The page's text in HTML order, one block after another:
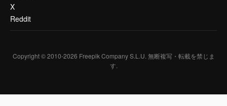
X
Reddit
Copyright © 2010-2026 Freepik Company S.L.U. 無断複写・転載を禁じま
す.